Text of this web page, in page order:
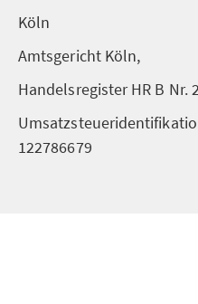
Köln
Amtsgericht Köln,
Handelsregister HR B Nr.
122786679